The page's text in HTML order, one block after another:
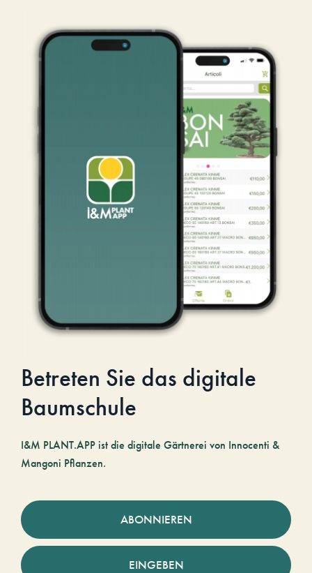
Betreten Sie das digitale
Baumschule
I&M PLANT.APP ist die digitale Gärtnerei von Innocenti &
Mangoni Pflanzen.
ABONNIEREN
EINGEBEN